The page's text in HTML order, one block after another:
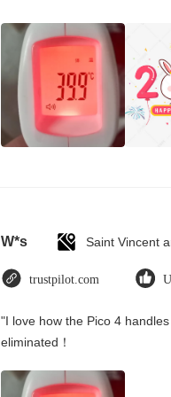
W*s
trustpilot.com
"I love how the Pico 4
eliminated！